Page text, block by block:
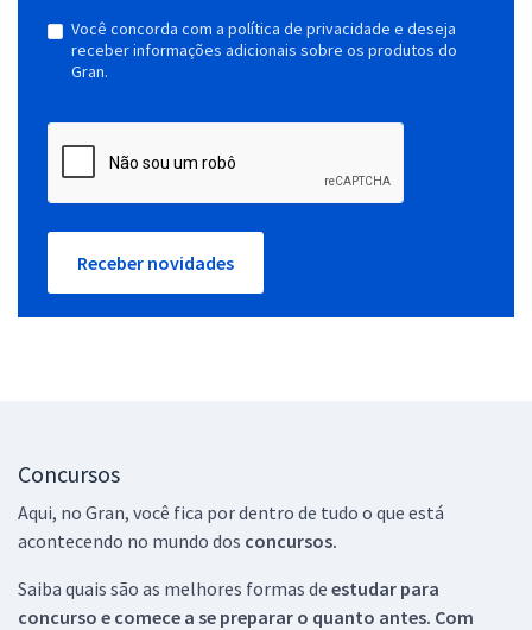
Você concorda com a política de privacidade e deseja
receber informações adicionais sobre os produtos do
Gran.
Receber novidades
Concursos
Aqui, no Gran, você fica por dentro de tudo o que está
acontecendo no mundo dos concursos.
Saiba quais são as melhores formas de estudar para
concurso e comece a se preparar o quanto antes. Com